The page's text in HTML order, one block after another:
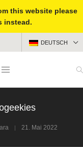
this website please
instead.
DEUTSCH
21. Mai 2022